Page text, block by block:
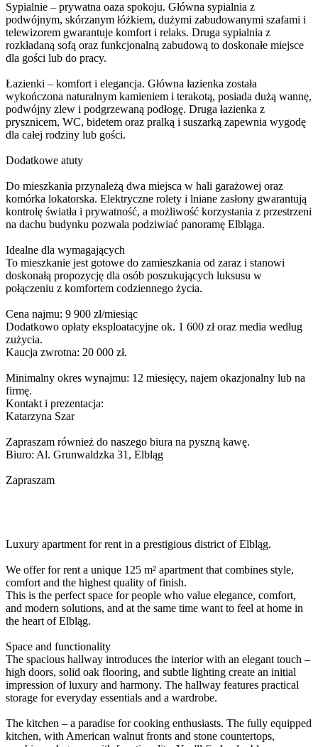
Sypialnie – prywatna oaza spokoju. Główna sypialnia z
podwójnym, skórzanym łóżkiem, dużymi zabudowanymi szafami i
telewizorem gwarantuje komfort i relaks. Druga sypialnia z
rozkładaną sofą oraz funkcjonalną zabudową to doskonałe miejsce
dla gości lub do pracy.
Łazienki – komfort i elegancja. Główna łazienka została
wykończona naturalnym kamieniem i terakotą, posiada dużą wannę,
podwójny zlew i podgrzewaną podłogę. Druga łazienka z
prysznicem, WC, bidetem oraz pralką i suszarką zapewnia wygodę
dla całej rodziny lub gości.
Dodatkowe atuty
Do mieszkania przynależą dwa miejsca w hali garażowej oraz
komórka lokatorska. Elektryczne rolety i lniane zasłony gwarantują
kontrolę światła i prywatność, a możliwość korzystania z przestrzeni
na dachu budynku pozwala podziwiać panoramę Elbląga.
Idealne dla wymagających
To mieszkanie jest gotowe do zamieszkania od zaraz i stanowi
doskonałą propozycję dla osób poszukujących luksusu w
połączeniu z komfortem codziennego życia.
Cena najmu: 9 900 zł/miesiąc
Dodatkowo opłaty eksploatacyjne ok. 1 600 zł oraz media według
zużycia.
Kaucja zwrotna: 20 000 zł.
Minimalny okres wynajmu: 12 miesięcy, najem okazjonalny lub na
firmę.
Kontakt i prezentacja:
Katarzyna Szar
Zapraszam również do naszego biura na pyszną kawę.
Biuro: Al. Grunwaldzka 31, Elbląg
Zapraszam
Luxury apartment for rent in a prestigious district of Elbląg.
We offer for rent a unique 125 m² apartment that combines style,
comfort and the highest quality of finish.
This is the perfect space for people who value elegance, comfort,
and modern solutions, and at the same time want to feel at home in
the heart of Elbląg.
Space and functionality
The spacious hallway introduces the interior with an elegant touch –
high doors, solid oak flooring, and subtle lighting create an initial
impression of luxury and harmony. The hallway features practical
storage for everyday essentials and a wardrobe.
The kitchen – a paradise for cooking enthusiasts. The fully equipped
kitchen, with American walnut fronts and stone countertops,